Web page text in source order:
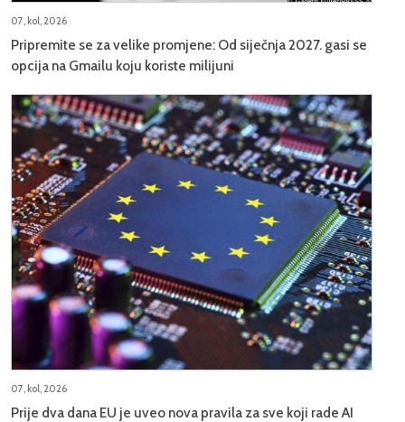
07, kol, 2026
Pripremite se za velike promjene: Od siječnja 2027. gasi se
opcija na Gmailu koju koriste milijuni
07, kol, 2026
Prije dva dana EU je uveo nova pravila za sve koji rade AI